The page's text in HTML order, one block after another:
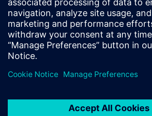
(Áttekintés)
Feltételek